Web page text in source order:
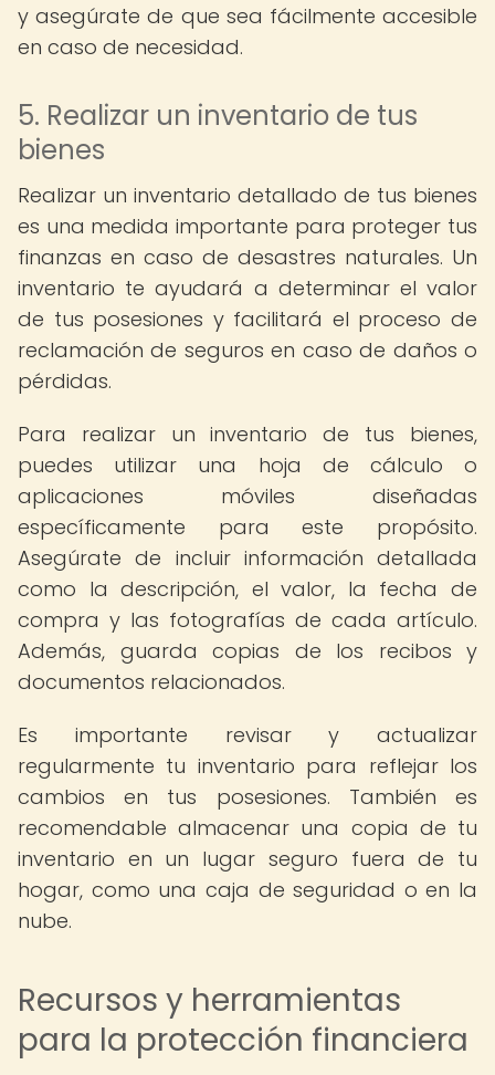
y asegúrate de que sea fácilmente accesible
en caso de necesidad.
5. Realizar un inventario de tus
bienes
Realizar un inventario detallado de tus bienes
es una medida importante para proteger tus
finanzas en caso de desastres naturales. Un
inventario te ayudará a determinar el valor
de tus posesiones y facilitará el proceso de
reclamación de seguros en caso de daños o
pérdidas.
Para realizar un inventario de tus bienes,
puedes utilizar una hoja de cálculo o
aplicaciones móviles diseñadas
específicamente para este propósito.
Asegúrate de incluir información detallada
como la descripción, el valor, la fecha de
compra y las fotografías de cada artículo.
Además, guarda copias de los recibos y
documentos relacionados.
Es importante revisar y actualizar
regularmente tu inventario para reflejar los
cambios en tus posesiones. También es
recomendable almacenar una copia de tu
inventario en un lugar seguro fuera de tu
hogar, como una caja de seguridad o en la
nube.
Recursos y herramientas
para la protección financiera